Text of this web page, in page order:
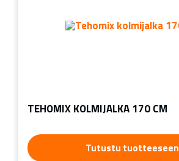
TEHOMIX KOLMIJALKA 170 CM
Tutustu tuotteeseen